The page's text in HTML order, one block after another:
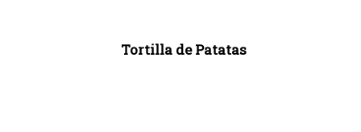
Tortilla de Patatas